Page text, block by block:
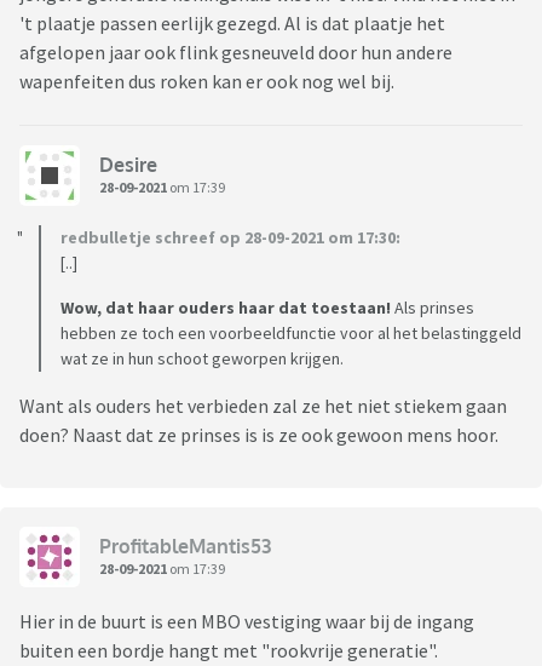
't plaatje passen eerlijk gezegd. Al is dat plaatje het
afgelopen jaar ook flink gesneuveld door hun andere
wapenfeiten dus roken kan er ook nog wel bij.
Desire
28-09-2021 om 17:39
redbulletje schreef op 28-09-2021 om 17:30:
[..]
Wow, dat haar ouders haar dat toestaan! Als prinses
hebben ze toch een voorbeeldfunctie voor al het belastinggeld
wat ze in hun schoot geworpen krijgen.
Want als ouders het verbieden zal ze het niet stiekem gaan
doen? Naast dat ze prinses is is ze ook gewoon mens hoor.
ProfitableMantis53
28-09-2021 om 17:39
Hier in de buurt is een MBO vestiging waar bij de ingang
buiten een bordje hangt met "rookvrije generatie".